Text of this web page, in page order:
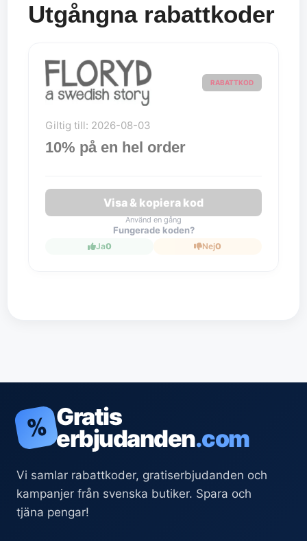
Utgångna rabattkoder
RABATTKOD
Giltig till: 2026-08-03
10% på en hel order
Visa & kopiera kod
Använd en gång
Fungerade koden?
Ja0 Nej0
% Gratis
erbjudanden.com
Vi samlar rabattkoder, gratiserbjudanden och
kampanjer från svenska butiker. Spara och
tjäna pengar!